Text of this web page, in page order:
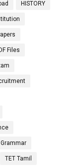
HISTORY
Files
TET Tamil